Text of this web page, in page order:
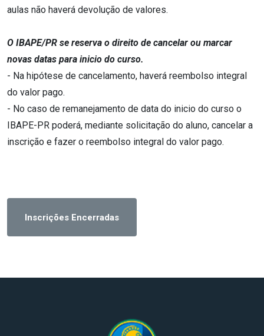
aulas não haverá devolução de valores.
O IBAPE/PR se reserva o direito de cancelar ou marcar
novas datas para inicio do curso.
- Na hipótese de cancelamento, haverá reembolso integral
do valor pago.
- No caso de remanejamento de data do inicio do curso o
IBAPE-PR poderá, mediante solicitação do aluno, cancelar a
inscrição e fazer o reembolso integral do valor pago.
Inscrições Encerradas